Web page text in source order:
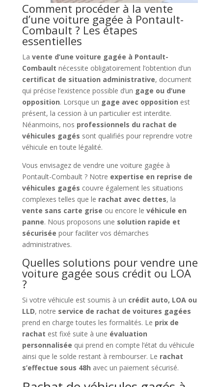
Comment procéder à la vente
d’une voiture gagée à Pontault-
Combault ? Les étapes
essentielles
La vente d’une voiture gagée à Pontault-
Combault nécessite obligatoirement l’obtention d’un
certificat de situation administrative, document
qui précise l’existence possible d’un gage ou d’une
opposition. Lorsque un gage avec opposition est
présent, la cession à un particulier est interdite.
Néanmoins, nos professionnels du rachat de
véhicules gagés sont qualifiés pour reprendre votre
véhicule en toute légalité.
Vous envisagez de vendre une voiture gagée à
Pontault-Combault ? Notre expertise en reprise de
véhicules gagés couvre également les situations
complexes telles que le rachat avec dettes, la
vente sans carte grise ou encore le véhicule en
panne. Nous proposons une solution rapide et
sécurisée pour faciliter vos démarches
administratives.
Quelles solutions pour vendre une
voiture gagée sous crédit ou LOA
?
Si votre véhicule est soumis à un crédit auto, LOA ou
LLD, notre service de rachat de voitures gagées
prend en charge toutes les formalités. Le prix de
rachat est fixé suite à une évaluation
personnalisée qui prend en compte l’état du véhicule
ainsi que le solde restant à rembourser. Le rachat
s’effectue sous 48h avec un paiement sécurisé.